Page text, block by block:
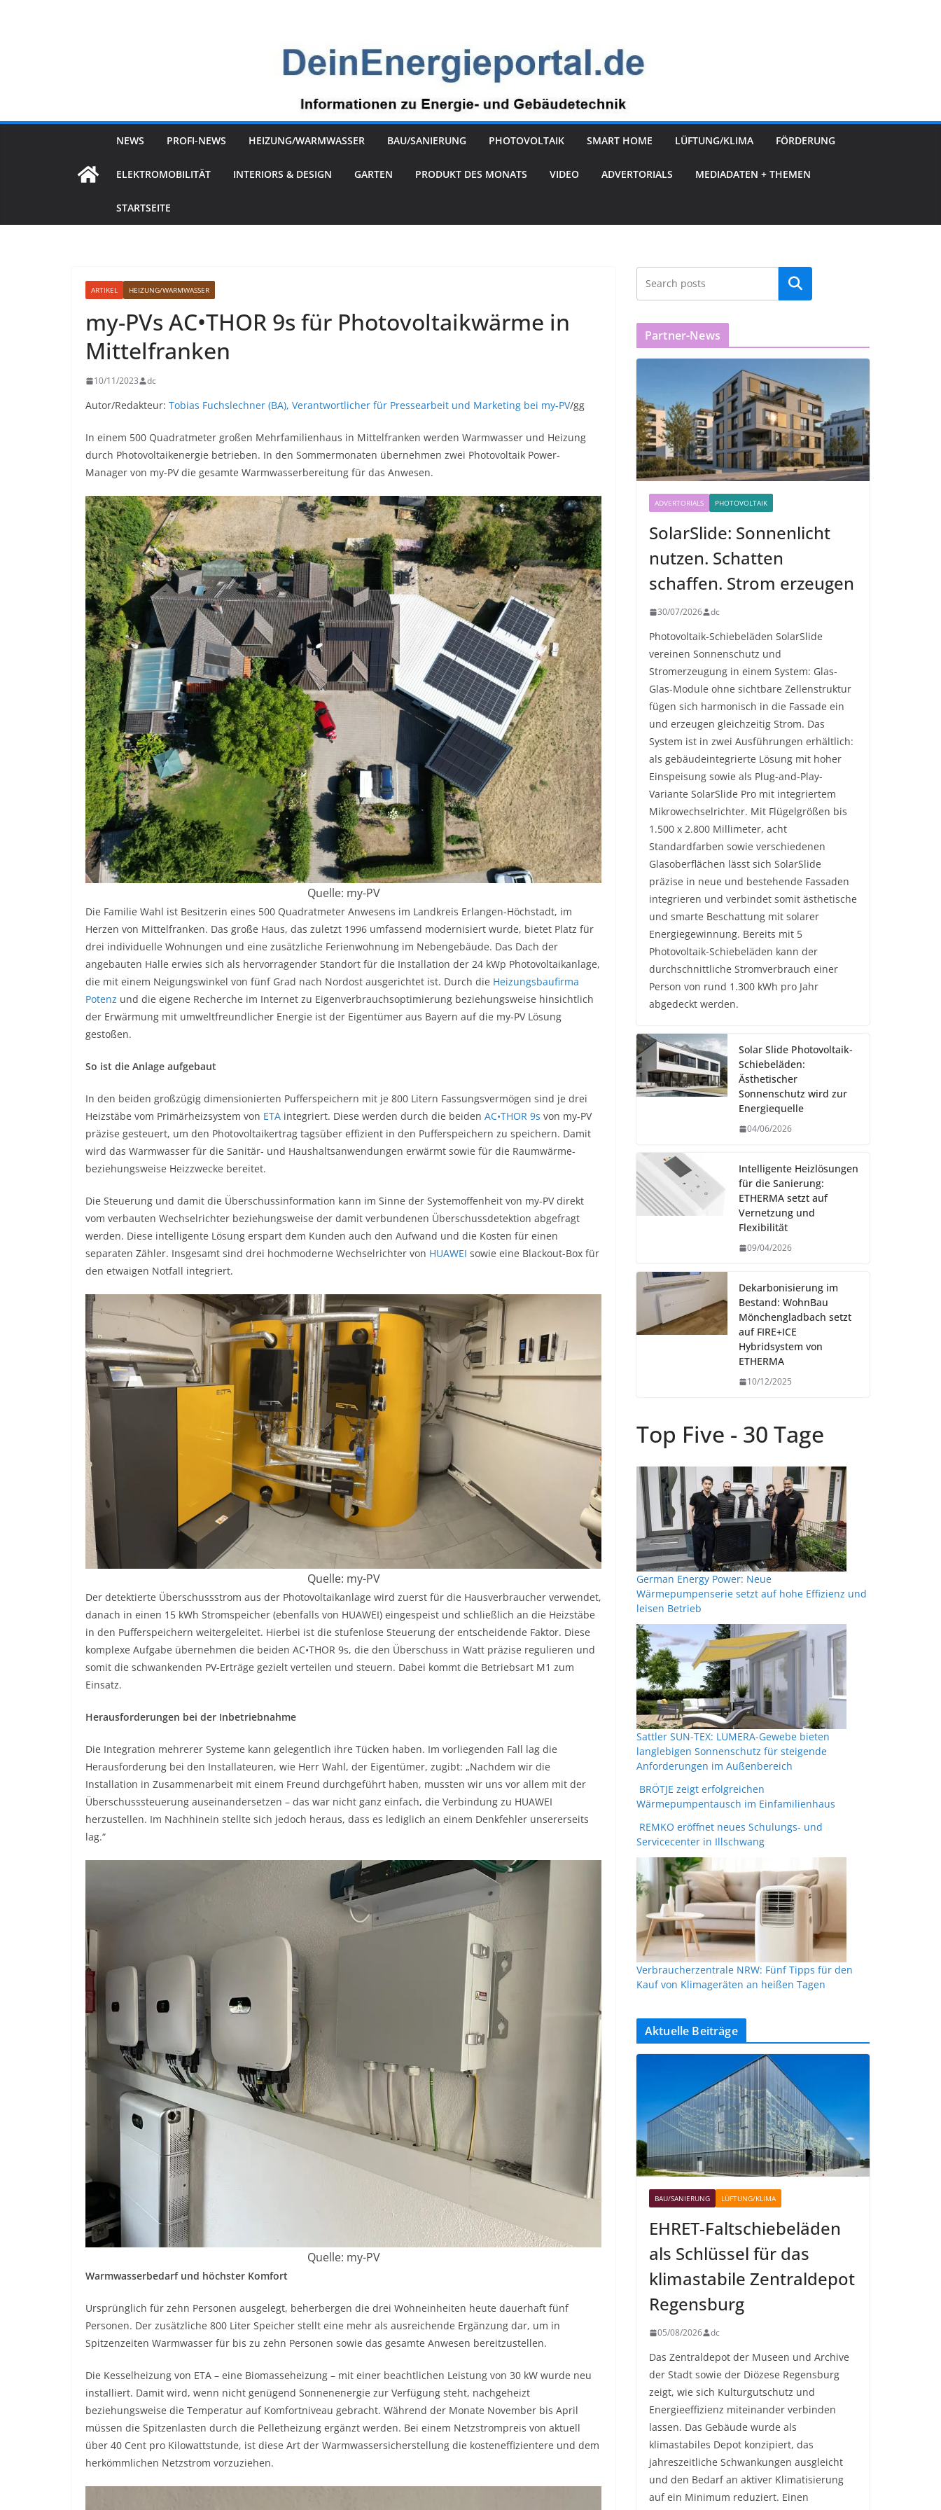
NEWS PROFI-NEWS HEIZUNG/WARMWASSER BAU/SANIERUNG PHOTOVOLTAIK SMART HOME LÜFTUNG/KLIMA FÖRDERUNG
ELEKTROMOBILITÄT INTERIORS & DESIGN GARTEN PRODUKT DES MONATS VIDEO ADVERTORIALS MEDIADATEN + THEMEN
STARTSEITE
ARTIKEL HEIZUNG/WARMWASSER
my-PVs AC•THOR 9s für Photovoltaikwärme in
Mittelfranken
10/11/2023 dc
Autor/Redakteur: Tobias Fuchslechner (BA), Verantwortlicher für Pressearbeit und Marketing bei my-PV/gg
In einem 500 Quadratmeter großen Mehrfamilienhaus in Mittelfranken werden Warmwasser und Heizung
durch Photovoltaikenergie betrieben. In den Sommermonaten übernehmen zwei Photovoltaik Power-
Manager von my-PV die gesamte Warmwasserbereitung für das Anwesen.
Quelle: my-PV
Die Familie Wahl ist Besitzerin eines 500 Quadratmeter Anwesens im Landkreis Erlangen-Höchstadt, im
Herzen von Mittelfranken. Das große Haus, das zuletzt 1996 umfassend modernisiert wurde, bietet Platz für
drei individuelle Wohnungen und eine zusätzliche Ferienwohnung im Nebengebäude. Das Dach der
angebauten Halle erwies sich als hervorragender Standort für die Installation der 24 kWp Photovoltaikanlage,
die mit einem Neigungswinkel von fünf Grad nach Nordost ausgerichtet ist. Durch die Heizungsbaufirma
Potenz und die eigene Recherche im Internet zu Eigenverbrauchsoptimierung beziehungsweise hinsichtlich
der Erwärmung mit umweltfreundlicher Energie ist der Eigentümer aus Bayern auf die my-PV Lösung
gestoßen.
So ist die Anlage aufgebaut
In den beiden großzügig dimensionierten Pufferspeichern mit je 800 Litern Fassungsvermögen sind je drei
Heizstäbe vom Primärheizsystem von ETA integriert. Diese werden durch die beiden AC•THOR 9s von my-PV
präzise gesteuert, um den Photovoltaikertrag tagsüber effizient in den Pufferspeichern zu speichern. Damit
wird das Warmwasser für die Sanitär- und Haushaltsanwendungen erwärmt sowie für die Raumwärme-
beziehungsweise Heizzwecke bereitet.
Die Steuerung und damit die Überschussinformation kann im Sinne der Systemoffenheit von my-PV direkt
vom verbauten Wechselrichter beziehungsweise der damit verbundenen Überschussdetektion abgefragt
werden. Diese intelligente Lösung erspart dem Kunden auch den Aufwand und die Kosten für einen
separaten Zähler. Insgesamt sind drei hochmoderne Wechselrichter von HUAWEI sowie eine Blackout-Box für
den etwaigen Notfall integriert.
Quelle: my-PV
Der detektierte Überschussstrom aus der Photovoltaikanlage wird zuerst für die Hausverbraucher verwendet,
danach in einen 15 kWh Stromspeicher (ebenfalls von HUAWEI) eingespeist und schließlich an die Heizstäbe
in den Pufferspeichern weitergeleitet. Hierbei ist die stufenlose Steuerung der entscheidende Faktor. Diese
komplexe Aufgabe übernehmen die beiden AC•THOR 9s, die den Überschuss in Watt präzise regulieren und
somit die schwankenden PV-Erträge gezielt verteilen und steuern. Dabei kommt die Betriebsart M1 zum
Einsatz.
Herausforderungen bei der Inbetriebnahme
Die Integration mehrerer Systeme kann gelegentlich ihre Tücken haben. Im vorliegenden Fall lag die
Herausforderung bei den Installateuren, wie Herr Wahl, der Eigentümer, zugibt: „Nachdem wir die
Installation in Zusammenarbeit mit einem Freund durchgeführt haben, mussten wir uns vor allem mit der
Überschusssteuerung auseinandersetzen – das war nicht ganz einfach, die Verbindung zu HUAWEI
herzustellen. Im Nachhinein stellte sich jedoch heraus, dass es lediglich an einem Denkfehler unsererseits
lag.“
Quelle: my-PV
Warmwasserbedarf und höchster Komfort
Ursprünglich für zehn Personen ausgelegt, beherbergen die drei Wohneinheiten heute dauerhaft fünf
Personen. Der zusätzliche 800 Liter Speicher stellt eine mehr als ausreichende Ergänzung dar, um in
Spitzenzeiten Warmwasser für bis zu zehn Personen sowie das gesamte Anwesen bereitzustellen.
Die Kesselheizung von ETA – eine Biomasseheizung – mit einer beachtlichen Leistung von 30 kW wurde neu
installiert. Damit wird, wenn nicht genügend Sonnenenergie zur Verfügung steht, nachgeheizt
beziehungsweise die Temperatur auf Komfortniveau gebracht. Während der Monate November bis April
müssen die Spitzenlasten durch die Pelletheizung ergänzt werden. Bei einem Netzstrompreis von aktuell
über 40 Cent pro Kilowattstunde, ist diese Art der Warmwassersicherstellung die kosteneffizientere und dem
herkömmlichen Netzstrom vorzuziehen.
Partner-News
ADVERTORIALS PHOTOVOLTAIK
SolarSlide: Sonnenlicht
nutzen. Schatten
schaffen. Strom erzeugen
30/07/2026 dc
Photovoltaik-Schiebeläden SolarSlide
vereinen Sonnenschutz und
Stromerzeugung in einem System: Glas-
Glas-Module ohne sichtbare Zellenstruktur
fügen sich harmonisch in die Fassade ein
und erzeugen gleichzeitig Strom. Das
System ist in zwei Ausführungen erhältlich:
als gebäudeintegrierte Lösung mit hoher
Einspeisung sowie als Plug-and-Play-
Variante SolarSlide Pro mit integriertem
Mikrowechselrichter. Mit Flügelgrößen bis
1.500 x 2.800 Millimeter, acht
Standardfarben sowie verschiedenen
Glasoberflächen lässt sich SolarSlide
präzise in neue und bestehende Fassaden
integrieren und verbindet somit ästhetische
und smarte Beschattung mit solarer
Energiegewinnung. Bereits mit 5
Photovoltaik-Schiebeläden kann der
durchschnittliche Stromverbrauch einer
Person von rund 1.300 kWh pro Jahr
abgedeckt werden.
Solar Slide Photovoltaik-
Schiebeläden:
Ästhetischer
Sonnenschutz wird zur
Energiequelle
04/06/2026
Intelligente Heizlösungen
für die Sanierung:
ETHERMA setzt auf
Vernetzung und
Flexibilität
09/04/2026
Dekarbonisierung im
Bestand: WohnBau
Mönchengladbach setzt
auf FIRE+ICE
Hybridsystem von
ETHERMA
10/12/2025
Top Five - 30 Tage
German Energy Power: Neue
Wärmepumpenserie setzt auf hohe Effizienz und
leisen Betrieb
Sattler SUN-TEX: LUMERA-Gewebe bieten
langlebigen Sonnenschutz für steigende
Anforderungen im Außenbereich
BRÖTJE zeigt erfolgreichen
Wärmepumpentausch im Einfamilienhaus
REMKO eröffnet neues Schulungs- und
Servicecenter in Illschwang
Verbraucherzentrale NRW: Fünf Tipps für den
Kauf von Klimageräten an heißen Tagen
Aktuelle Beiträge
BAU/SANIERUNG LÜFTUNG/KLIMA
EHRET-Faltschiebeläden
als Schlüssel für das
klimastabile Zentraldepot
Regensburg
05/08/2026 dc
Das Zentraldepot der Museen und Archive
der Stadt sowie der Diözese Regensburg
zeigt, wie sich Kulturgutschutz und
Energieeffizienz miteinander verbinden
lassen. Das Gebäude wurde als
klimastabiles Depot konzipiert, das
jahreszeitliche Schwankungen ausgleicht
und den Bedarf an aktiver Klimatisierung
auf ein Minimum reduziert. Einen